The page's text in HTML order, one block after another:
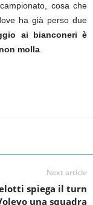
cosa che
ha già perso due
ai bianconeri è
molla
Next article
spiega il turn
una squadra